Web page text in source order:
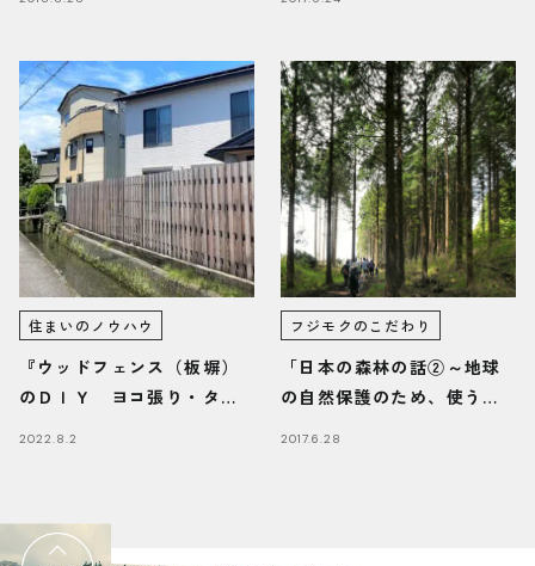
住まいのノウハウ
『ウッドフェンス（板塀）
のＤＩＹ ヨコ張り・タテ
2022.8.2
フジモクのこだわり
「日本の森林の話②～地球
の自然保護のため、使うた
2017.6.28